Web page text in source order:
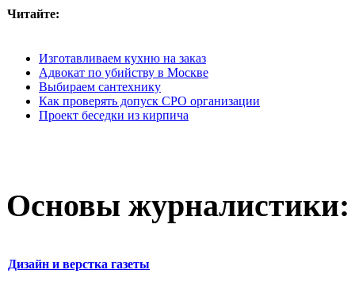
Читайте:
Изготавливаем кухню на заказ
Адвокат по убийству в Москве
Выбираем сантехнику
Как проверять допуск СРО организации
Проект беседки из кирпича
Основы журналистики:
Дизайн и верстка газеты